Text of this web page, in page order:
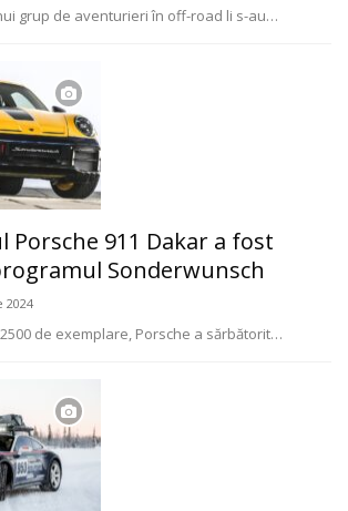
grup de aventurieri în off-road li s-au…
Porsche 911 Dakar a fost
Sonderwunsch
2024
de exemplare, Porsche a sărbătorit…